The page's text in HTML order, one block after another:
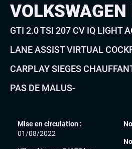
GTI 2.0 TSI 207 CV IQ LIGHT
LANE ASSIST VIRTUAL
CARPLAY SIEGES
PAS DE MALUS-
Mise en circulation :
01/08/2022